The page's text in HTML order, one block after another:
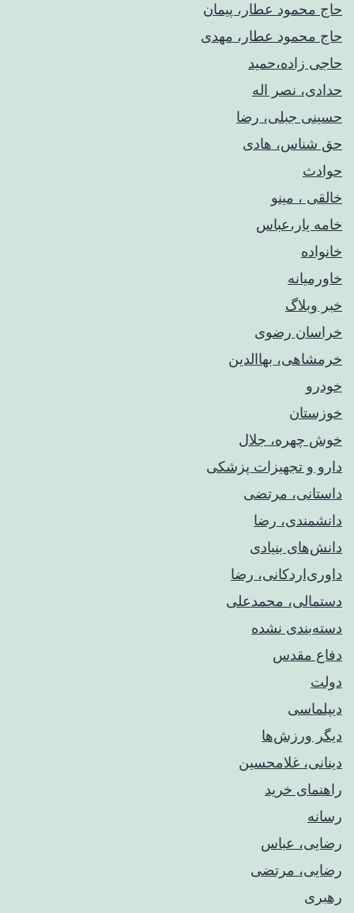
حاج محمود عطار، پیمان
حاج محمود عطار، مهدی
حاجی زاده،حمید
حدادی، نصر اله
حسینی جبلی، رضا
حق شناس، هادی
حوادث
خالقی ، مینو
خامه یار،عباس
خانواده
خاورمیانه
خبر وبلاگ
خراسان رضوی
خرمشاهی، بهاالدین
خودرو
خوزستان
خوش چهره، جلال
دارو و تجهیزات پزشکی
داستانی، مرتضی
دانشمندی، رضا
دانش‌های بنیادی
داوری‌اردکانی، رضا
دستمالی، محمدعلی
دسته‌بندی نشده
دفاع مقدس
دولت
دیپلماسی
دیگر ورزش‌ها
دینانی، غلامحسین
راهنمای خريد
رسانه
رضایی، عباس
رضایی، مرتضی
رهبری